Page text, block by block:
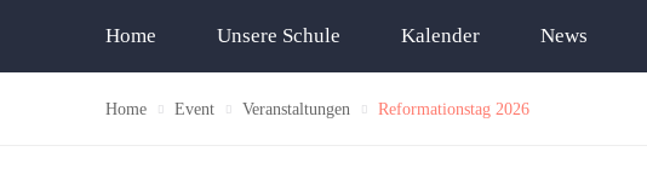
Home Unsere Schule Kalender News
Home Event Veranstaltungen Reformationstag 2026